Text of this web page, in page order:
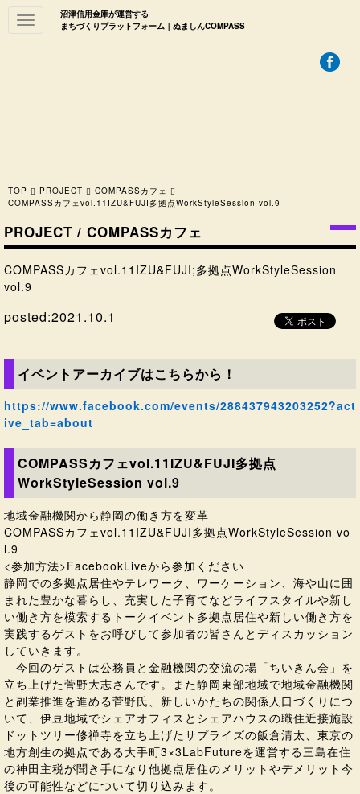
沼津信用金庫が運営する
まちづくりプラットフォーム｜ぬましんCOMPASS
Toggle
navigation
TOP PROJECT
COMPASSカフェ
COMPASSカフェvol.11IZU&FUJI多拠点WorkStyleSession vol.9
PROJECT / COMPASSカフェ
COMPASSカフェvol.11IZU&FUJI;多拠点WorkStyleSession
vol.9
posted:2021.10.1
イベントアーカイブはこちらから！
https://www.facebook.com/events/288437943203252?act
ive_tab=about
COMPASSカフェvol.11IZU&FUJI多拠点
WorkStyleSession vol.9
地域金融機関から静岡の働き方を変革
COMPASSカフェvol.11IZU&FUJI多拠点WorkStyleSession vo
l.9
<参加方法>FacebookLiveから参加ください
静岡での多拠点居住やテレワーク、ワーケーション、海や山に囲
まれた豊かな暮らし、充実した子育てなどライフスタイルや新し
い働き方を模索するトークイベント多拠点居住や新しい働き方を
実践するゲストをお呼びして参加者の皆さんとディスカッション
していきます。
今回のゲストは公務員と金融機関の交流の場「ちいきん会」を
立ち上げた菅野大志さんです。また静岡東部地域で地域金融機関
と副業推進を進める菅野氏、新しいかたちの関係人口づくりにつ
いて、伊豆地域でシェアオフィスとシェアハウスの職住近接施設
ドットツリー修禅寺を立ち上げたサプライズの飯倉清太、東京の
地方創生の拠点である大手町3×3LabFutureを運営する三島在住
の神田主税が聞き手になり他拠点居住のメリットやデメリット今
後の可能性などについて切り込みます。